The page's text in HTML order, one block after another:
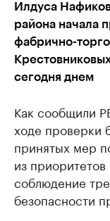
Илдуса
района начала
фабрично-
сегодня днем
Как сообщили
ходе проверки
принятых мер
из
соблюдение
безопасности